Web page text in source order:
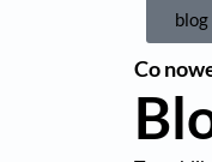
blog
Co